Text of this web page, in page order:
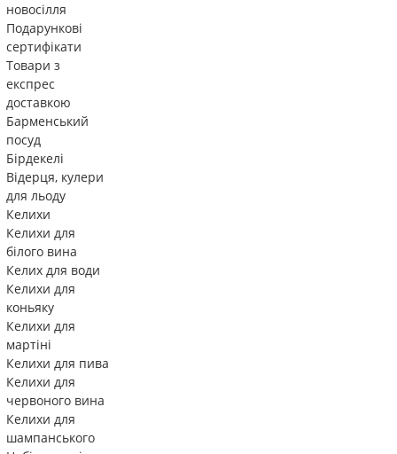
новосілля
Подарункові
сертифікати
Товари з
експрес
доставкою
Барменський
посуд
Бірдекелі
Відерця, кулери
для льоду
Келихи
Келихи для
білого вина
Келих для води
Келихи для
коньяку
Келихи для
мартіні
Келихи для пива
Келихи для
червоного вина
Келихи для
шампанського